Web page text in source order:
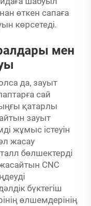
өткен сапаға
көрсетеді.
мен
да, зауыт
сай
қатарлы
зауыт
жұмыс істеуін
жасау
бөлшектерді
CNC
бүктегіш
өлшемдерінің